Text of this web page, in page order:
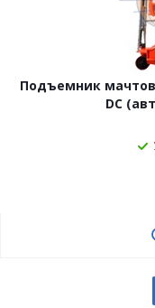
Подъемник
DC